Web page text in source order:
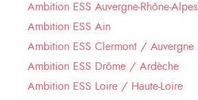
Ambition ESS Auvergne-Rhône-Alpes
Ambition ESS Ain
Ambition ESS Clermont / Auvergne
Ambition ESS Drôme / Ardèche
Ambition ESS Loire / Haute-Loire